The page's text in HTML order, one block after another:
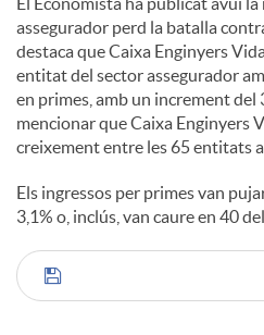
c
o
n
t
assegurador perd la batalla
destaca que Caixa Enginyers
entitat del sector assegurador
en primes, amb un increment del
mencionar que Caixa Enginyers
creixement entre les 65 entitats
Els ingressos per primes van
3,1% o, inclús, van caure en 40
C